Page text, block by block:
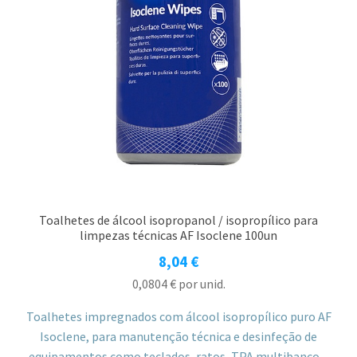
Toalhetes de álcool isopropanol / isopropílico para
limpezas técnicas AF Isoclene 100un
8,04 €
0,0804€por unid.
Toalhetes impregnados com álcool isopropílico puro AF
Isoclene, para manutenção técnica e desinfeção de